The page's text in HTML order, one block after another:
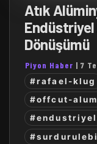
Atık
Endüstriyel
Dönüşümü
Piyon Haber | 7
#rafael-klug
#offcut-